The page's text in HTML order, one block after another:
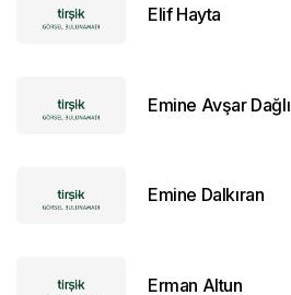
Elif Hayta
Emine Avşar Dağlı
Emine Dalkıran
Erman Altun